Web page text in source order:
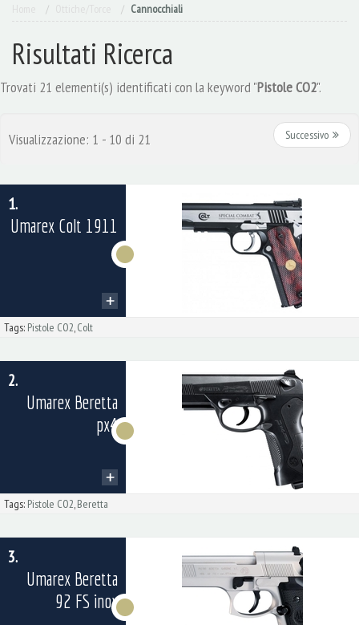
Cannocchiali
Risultati Ricerca
Trovati 21 elementi(s) identificati con la keyword "Pistole CO2".
Visualizzazione: 1 - 10 di 21 Successivo
1.
Umarex Colt 1911
Tags: Pistole CO2,Colt
2.
Umarex Beretta
px4
Tags: Pistole CO2,Beretta
3.
Umarex Beretta
92 FS inox